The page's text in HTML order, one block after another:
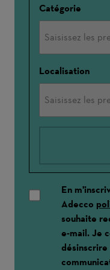
Catégorie
Localisation
En
Adecco
souhaite
e-mail. Je